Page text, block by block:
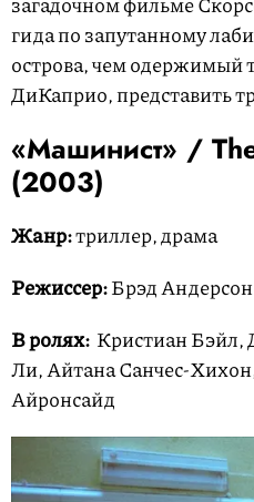
гида по запутанному
острова, чем одержимый
ДиКаприо, представить
«Машинист» /
(2003)
Жанр:триллер, драма
Режиссер:Брэд Андерсон
В ролях: Кристиан
Ли, Айтана Санчес-
Айронсайд